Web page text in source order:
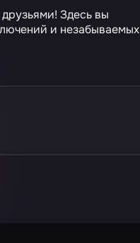
Здесь вы
и незабываемых